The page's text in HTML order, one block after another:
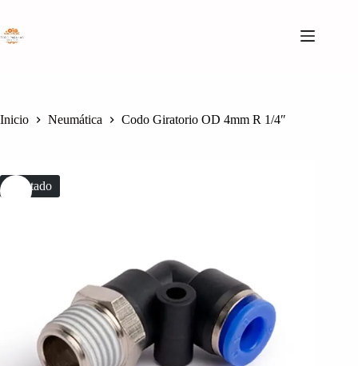
contenido
Inicio Neumática Codo Giratorio OD 4mm R 1/4″
Agotado